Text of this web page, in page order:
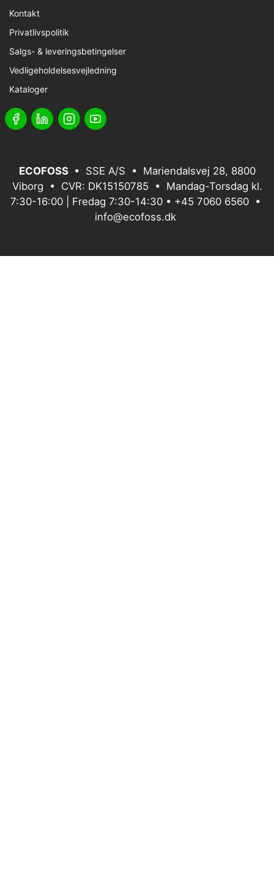
Kontakt
Privatlivspolitik
Salgs- & leveringsbetingelser
Vedligeholdelsesvejledning
Kataloger
ECOFOSS • SSE A/S • Mariendalsvej 28, 8800
Viborg • CVR: DK15150785 • Mandag-Torsdag kl.
7:30-16:00 | Fredag 7:30-14:30 • +45 7060 6560 •
info@ecofoss.dk